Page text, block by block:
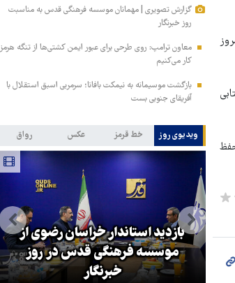
جنوبی به شمال کندوان انسداد انجام می‌شود و از ساعت ۱۶ امروز
گزارش تصویری | مهمانان موسسه فرهنگی قدس به مناسبت
روز خبرنگار
معاون ترامپ: روی طرحی برای عبور ایمن کشتی‌ها از تنگه هرمز
کار می‌کنیم
بازگشت موسیمانه به نیمکت بافانا؛ سرمربی اسبق استقلال با
آفریقای جنوبی بست
ویدیوی روز خط قرمز عکس رواق
بازدید استاندار خراسان رضوی از
موسسه فرهنگی قدس در روز
خبرنگار